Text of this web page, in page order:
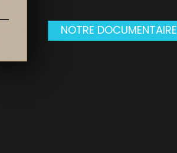
NOTRE DOCUMENTAIRE